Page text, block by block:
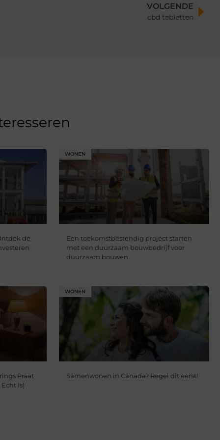
VOLGENDE
cbd tabletten
de
WONEN
Een toekomstbestendig project starten
met een duurzaam bouwbedrijf voor
duurzaam bouwen
Praat
Is)
WONEN
Samenwonen in Canada? Regel dit eerst!